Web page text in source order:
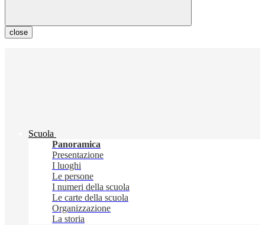
close
Scuola
Panoramica
Presentazione
I luoghi
Le persone
I numeri della scuola
Le carte della scuola
Organizzazione
La storia